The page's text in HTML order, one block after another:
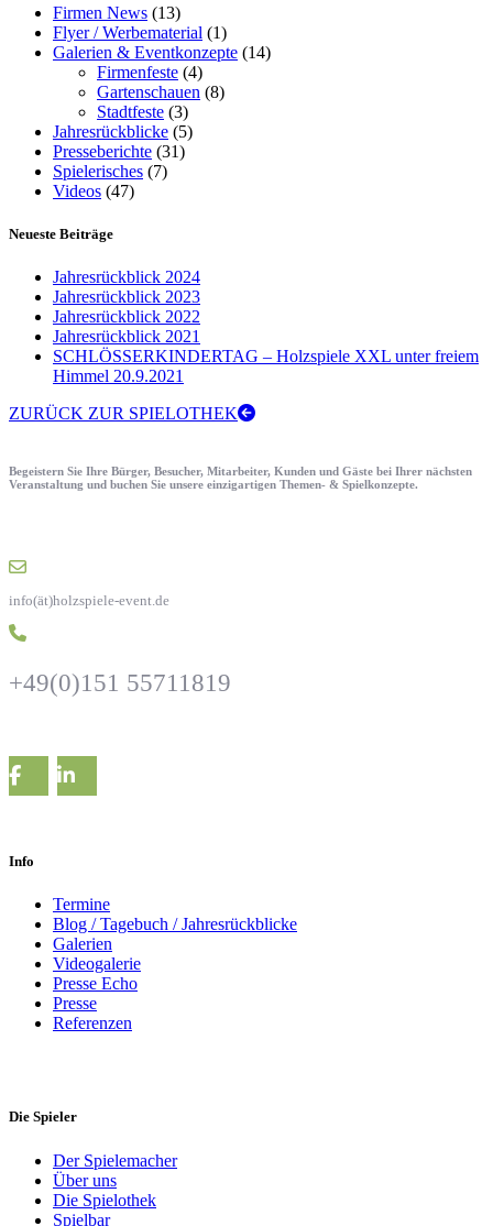
Firmen News (13)
Flyer / Werbematerial (1)
Galerien & Eventkonzepte (14)
Firmenfeste (4)
Gartenschauen (8)
Stadtfeste (3)
Jahresrückblicke (5)
Presseberichte (31)
Spielerisches (7)
Videos (47)
Neueste Beiträge
Jahresrückblick 2024
Jahresrückblick 2023
Jahresrückblick 2022
Jahresrückblick 2021
SCHLÖSSERKINDERTAG – Holzspiele XXL unter freiem
Himmel 20.9.2021
ZURÜCK ZUR SPIELOTHEK
Begeistern Sie Ihre Bürger, Besucher, Mitarbeiter, Kunden und Gäste bei Ihrer nächsten
Veranstaltung und buchen Sie unsere einzigartigen Themen- & Spielkonzepte.
info(ät)holzspiele-event.de
+49(0)151 55711819
Info
Termine
Blog / Tagebuch / Jahresrückblicke
Galerien
Videogalerie
Presse Echo
Presse
Referenzen
Die Spieler
Der Spielemacher
Über uns
Die Spielothek
Spielbar